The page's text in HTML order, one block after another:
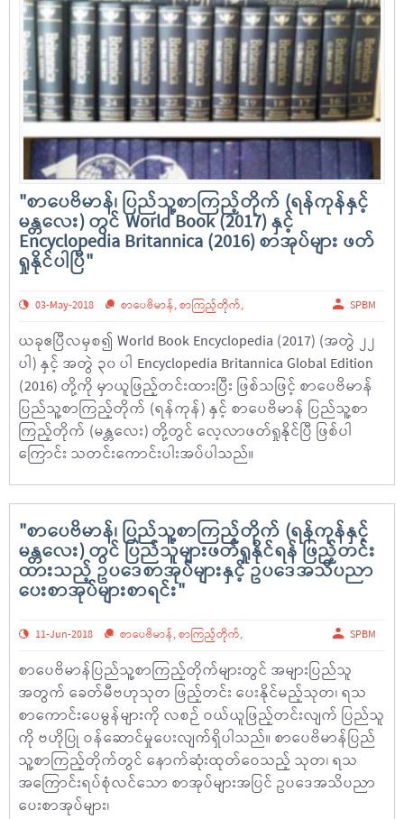
"စာပေဗိမာန်၊ ပြည်သူ့စာကြည့်တိုက် (ရန်ကုန်နှင့်
မန္တလေး) တွင် World Book (2017) နှင့်
Encyclopedia Britannica (2016) စာအုပ်များ ဖတ်
ရှုနိုင်ပါပြီ"
03-May-2018 စာပေဗိမာန်,စာကြည့်တိုက်, SPBM
ယခုဧပြီလမှစ၍ World Book Encyclopedia (2017) (အတွဲ ၂၂
ပါ) နှင့် အတွဲ ၃၀ ပါ Encyclopedia Britannica Global Edition
(2016) တို့ကို မှာယူဖြည့်တင်းထားပြီး ဖြစ်သဖြင့် စာပေဗိမာန်
ပြည်သူ့စာကြည့်တိုက် (ရန်ကုန်) နှင့် စာပေဗိမာန် ပြည်သူ့စာ
ကြည့်တိုက် (မန္တလေး) တို့တွင် လေ့လာဖတ်ရှုနိုင်ပြီ ဖြစ်ပါ
ကြောင်း သတင်းကောင်းပါးအပ်ပါသည်။
"စာပေဗိမာန်၊ ပြည်သူ့စာကြည့်တိုက် (ရန်ကုန်နှင့်
မန္တလေး) တွင် ပြည်သူများဖတ်ရှုနိုင်ရန် ဖြည့်တင်း
ထားသည့် ဥပဒေစာအုပ်များနှင့် ဥပဒေအသိပညာ
ပေးစာအုပ်များစာရင်း"
11-Jun-2018 စာပေဗိမာန်,စာကြည့်တိုက်, SPBM
စာပေဗိမာန်ပြည်သူ့စာကြည့်တိုက်များတွင် အများပြည်သူ
အတွက် ခေတ်မီဗဟုသုတ ဖြည့်တင်း ပေးနိုင်မည့်သုတ၊ ရသ
စာကောင်းပေမွန်များကို လစဉ် ဝယ်ယူဖြည့်တင်းလျက် ပြည်သူ
ကို ဗဟိုပြု ဝန်ဆောင်မှုပေးလျက်ရှိပါသည်။ စာပေဗိမာန်ပြည်
သူ့စာကြည့်တိုက်တွင် နောက်ဆုံးထုတ်ဝေသည့် သုတ၊ ရသ
အကြောင်းရပ်စုံလင်သော စာအုပ်များအပြင် ဥပဒေအသိပညာ
ပေးစာအုပ်များ၊